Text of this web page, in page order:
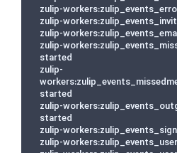
zulip-
zulip-
zulip-
zulip-
started
zulip-
started
zulip-
started
zulip-
zulip-